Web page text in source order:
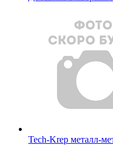
Tech-Krep металл-